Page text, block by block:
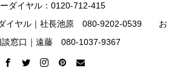
ダイヤル：0120-712-415
ダイヤル｜社長池原 080-9202-0539 お
談窓口｜遠藤 080-1037-9367